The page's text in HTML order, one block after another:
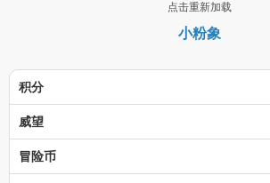
点击重新加载
小粉象
积分
威望
冒险币